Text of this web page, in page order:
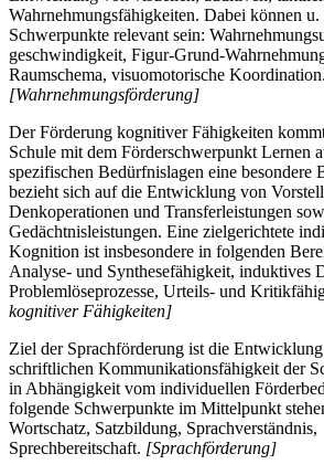
Wahrnehmungsfähigkeiten. Dabei können u.
Schwerpunkte relevant sein:
geschwindigkeit, Figur-Grund-
Raumschema, visuomotorische Koordination.
[Wahrnehmungsförderung]
Der Förderung kognitiver Fähigkeiten
Schule mit dem Förderschwerpunkt Lernen
spezifischen Bedürfnislagen eine besondere
bezieht sich auf die Entwicklung von
Denkoperationen und Transferleistungen
Gedächtnisleistungen. Eine zielgerichtete
Kognition ist insbesondere in folgenden
Analyse- und Synthesefähigkeit, induktives
Problemlöseprozesse, Urteils- und
kognitiver Fähigkeiten]
Ziel der Sprachförderung ist die
schriftlichen Kommunikationsfähigkeit der
in Abhängigkeit vom individuellen
folgende Schwerpunkte im Mittelpunkt
Wortschatz, Satzbildung, Sprachverständnis,
Sprechbereitschaft. [Sprachförderung]